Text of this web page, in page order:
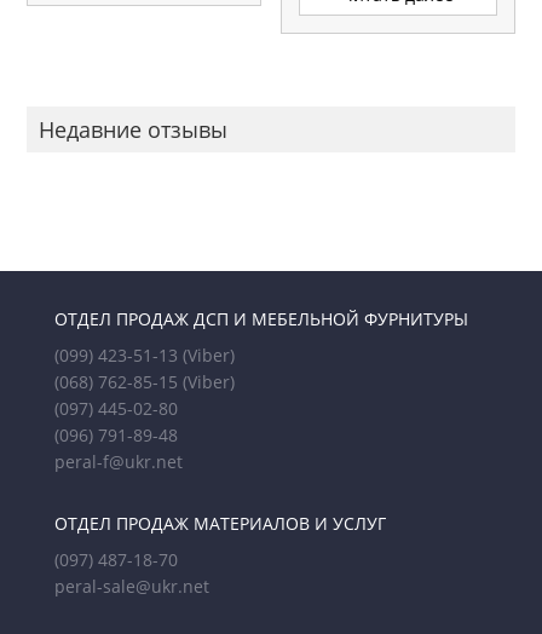
Недавние отзывы
ОТДЕЛ ПРОДАЖ ДСП И МЕБЕЛЬНОЙ ФУРНИТУРЫ
(099) 423-51-13 (Viber)
(068) 762-85-15 (Viber)
(097) 445-02-80
(096) 791-89-48
peral-f@ukr.net
ОТДЕЛ ПРОДАЖ МАТЕРИАЛОВ И УСЛУГ
(097) 487-18-70
peral-sale@ukr.net